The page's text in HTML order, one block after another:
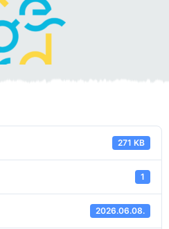
271 KB
1
2026.06.08.